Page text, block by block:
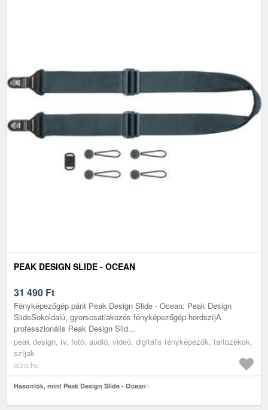
PEAK DESIGN SLIDE - OCEAN
31 490 Ft
Fényképezőgép pánt Peak Design Slide - Ocean: Peak Design
SlideSokoldalú, gyorscsatlakozós fényképezőgép-hordszíjA
professzionális Peak Design Slid...
peak design, tv, fotó, audió, videó, digitális fényképezők, tartozékok,
szíjak
alza.hu
Hasonlók, mint Peak Design Slide - Ocean